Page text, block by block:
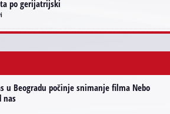
po gerijatrijski
u Beogradu počinje snimanje filma Nebo
nas